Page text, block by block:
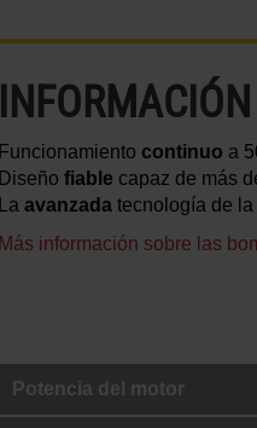
Funcionamiento continuo a
Diseño fiable capaz de más
La avanzada tecnología de la
Más información sobre las
Potencia del motor